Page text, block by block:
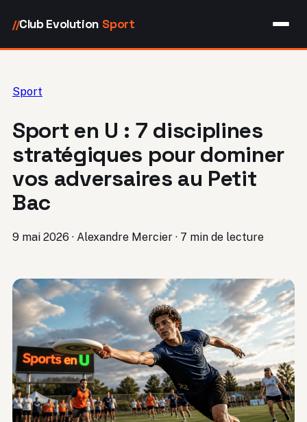
//Club Evolution Sport
Sport
Sport en U : 7 disciplines
stratégiques pour dominer
vos adversaires au Petit
Bac
9 mai 2026 · Alexandre Mercier · 7 min de lecture